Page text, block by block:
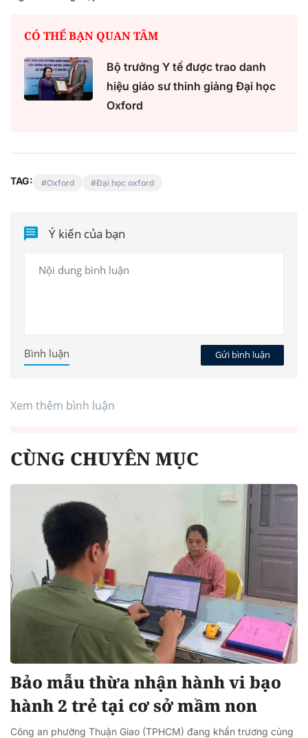
CÓ THỂ BẠN QUAN TÂM
Bộ trưởng Y tế được trao danh
hiệu giáo sư thỉnh giảng Đại học
Oxford
TAG: Oxford Đại học oxford
Ý kiến của bạn
Gửi bình luận
Bình luận
Xem thêm bình luận
CÙNG CHUYÊN MỤC
Bảo mẫu thừa nhận hành vi bạo
hành 2 trẻ tại cơ sở mầm non
Công an phường Thuận Giao (TPHCM) đang khẩn trương củng